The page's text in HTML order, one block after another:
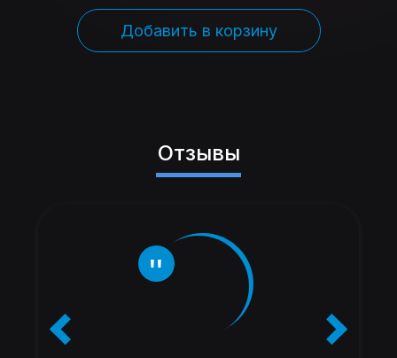
Добавить в корзину
Отзывы